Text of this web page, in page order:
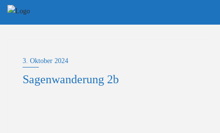
Skip
3. Oktober 2024
Sagenwanderung 2b